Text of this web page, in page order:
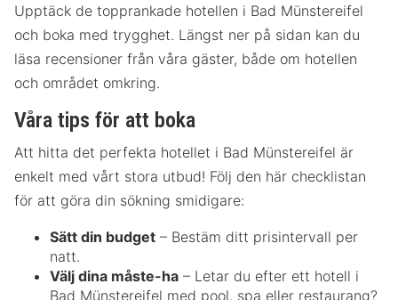
Upptäck de topprankade hotellen i Bad Münstereifel
och boka med trygghet. Längst ner på sidan kan du
läsa recensioner från våra gäster, både om hotellen
och området omkring.
Våra tips för att boka
Att hitta det perfekta hotellet i Bad Münstereifel är
enkelt med vårt stora utbud! Följ den här checklistan
för att göra din sökning smidigare:
Sätt din budget – Bestäm ditt prisintervall per
natt.
Välj dina måste-ha – Letar du efter ett hotell i
Bad Münstereifel med pool, spa eller restaurang?